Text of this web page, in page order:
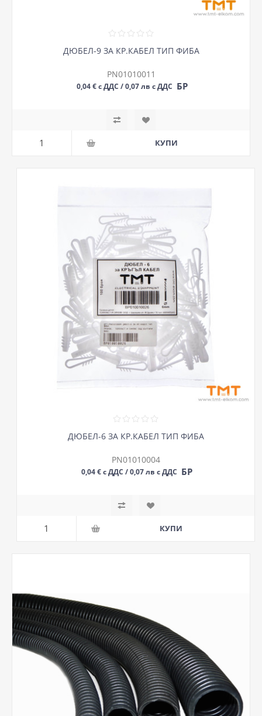
ДЮБЕЛ-9 ЗА КР.КАБЕЛ ТИП ФИБА
PN01010011
0,04 € с ДДС / 0,07 лв с ДДС БР
ДЮБЕЛ-6 ЗА КР.КАБЕЛ ТИП ФИБА
PN01010004
0,04 € с ДДС / 0,07 лв с ДДС БР